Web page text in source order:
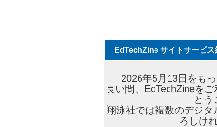
EdTechZine サイトサービス
2026年5月13日をも
長い間、EdTechZineを
とう
翔泳社では複数のデジ
ろしけ